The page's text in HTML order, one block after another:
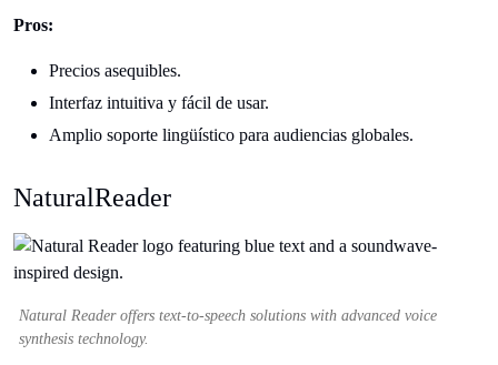
Pros:
Precios asequibles.
Interfaz intuitiva y fácil de usar.
Amplio soporte lingüístico para audiencias globales.
NaturalReader
Natural Reader offers text-to-speech solutions with advanced voice
synthesis technology.